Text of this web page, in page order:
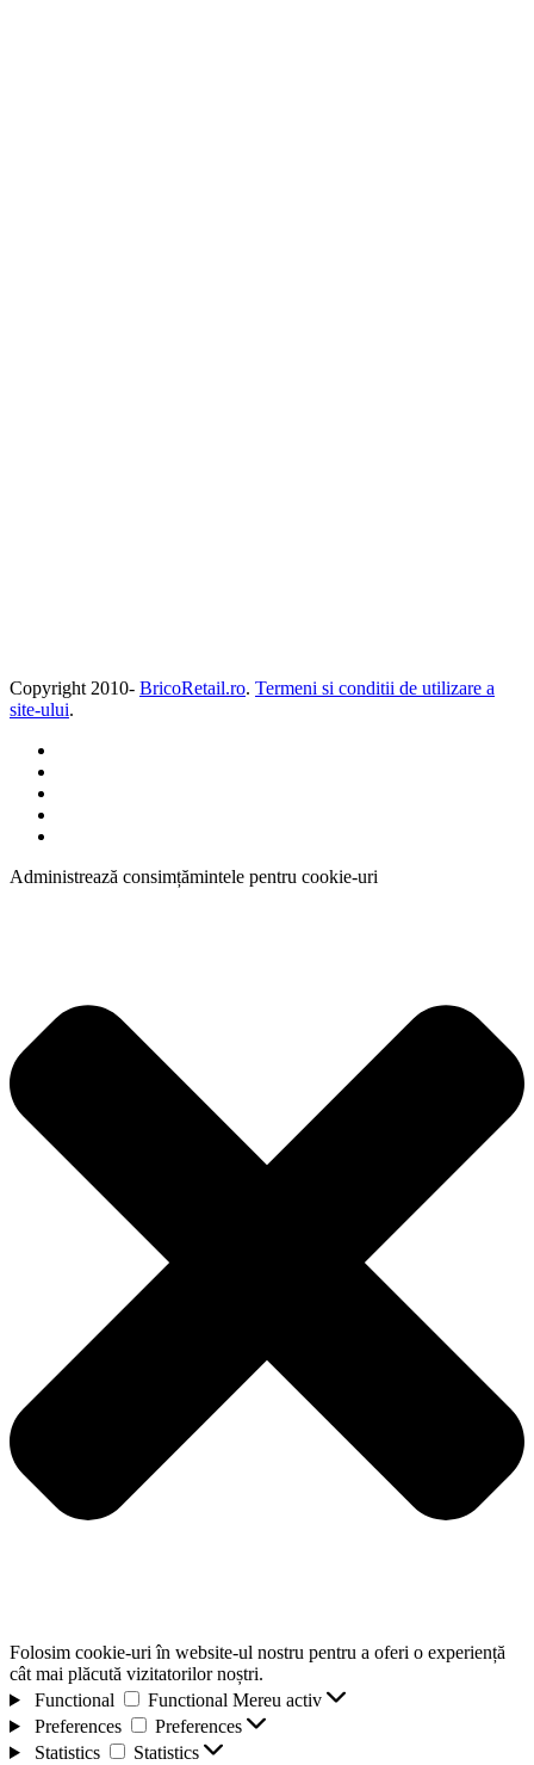
Copyright 2010- BricoRetail.ro. Termeni si conditii de utilizare a
site-ului.
Administrează consimțămintele pentru cookie-uri
Folosim cookie-uri în website-ul nostru pentru a oferi o experiență
cât mai plăcută vizitatorilor noștri.
Functional
Functional Mereu activ
Preferences
Preferences
Statistics
Statistics